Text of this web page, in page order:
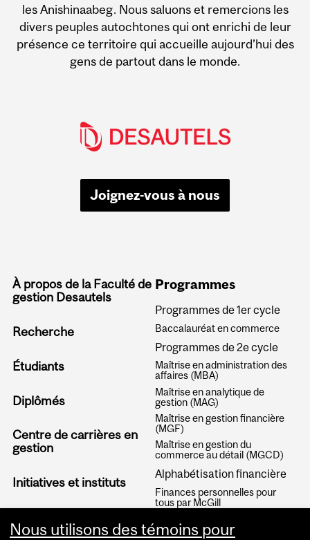
les Anishinaabeg. Nous saluons et remercions les
divers peuples autochtones qui ont enrichi de leur
présence ce territoire qui accueille aujourd’hui des
gens de partout dans le monde.
Joignez-vous à nous
À propos de la Faculté de
gestion Desautels
Recherche
Étudiants
Diplômés
Centre de carrières en
gestion
Initiatives et instituts
Programmes
Programmes de 1er cycle
Baccalauréat en commerce
Programmes de 2e cycle
Maîtrise en administration des
affaires (MBA)
Maîtrise en analytique de
gestion (MAG)
Maîtrise en gestion financière
(MGF)
Maîtrise en gestion du
commerce au détail (MGCD)
Alphabétisation financière
Finances personnelles pour
tous par McGill
Nous utilisons des témoins pour